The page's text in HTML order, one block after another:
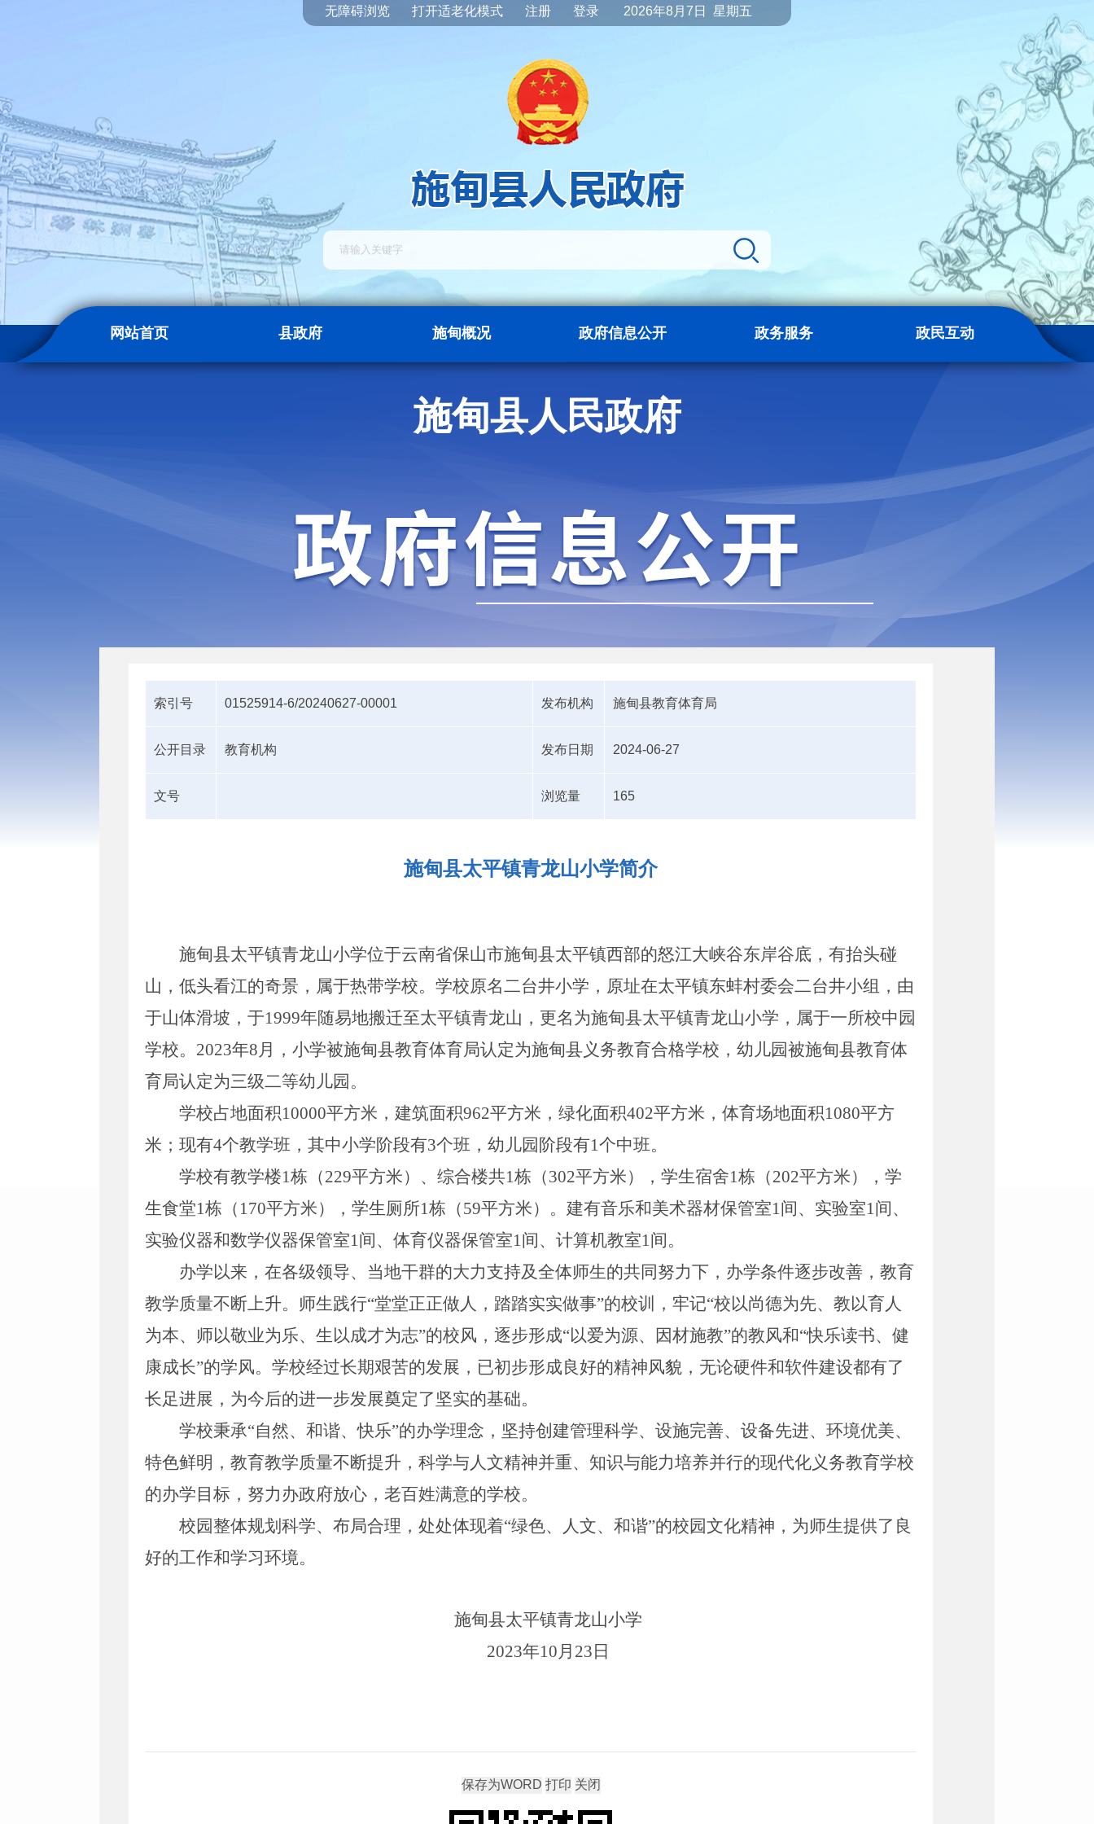
无障碍浏览 打开适老化模式 注册 登录 2026年8月7日 星期五
网站首页 县政府 施甸概况 政府信息公开 政务服务 政民互动
施甸资讯
施甸县人民政府
索引号 01525914-6/20240627-00001 发布机构 施甸县教育体育局
公开目录 教育机构 发布日期 2024-06-27
文号 浏览量 165
施甸县太平镇青龙山小学简介
施甸县太平镇青龙山小学位于云南省保山市施甸县太平镇西部的怒江大峡谷东岸谷底，有抬头碰
山，低头看江的奇景，属于热带学校。学校原名二台井小学，原址在太平镇东蚌村委会二台井小组，由
于山体滑坡，于1999年随易地搬迁至太平镇青龙山，更名为施甸县太平镇青龙山小学，属于一所校中园
学校。 2023年8月，小学被施甸县教育体育局认定为施甸县义务教育合格学校，幼儿园被施甸县教育体
育局认定为三级二等幼儿园。
学校占地面积10000平方米，建筑面积962平方米，绿化面积402平方米，体育场地面积1080平方
米；现有4个教学班，其中小学阶段有3个班，幼儿园阶段有1个中班。
学校有教学楼1栋（229平方米）、综合楼共1栋（302平方米），学生宿舍1栋（202平方米），学
生食堂1栋（ 170平方米），学生厕所1栋（59平方米）。建有音乐和美术器材保管室1间、实验室1间、
实验仪器和数学仪器保管室1间、体育仪器保管室1间、计算机教室1间。
办学以来，在各级领导、当地干群的大力支持及全体师生的共同努力下，办学条件逐步改善，教育
教学质量不断上升。师生践行“堂堂正正做人，踏踏实实做事”的校训，牢记“校以尚德为先、教以育人
为本、师以敬业为乐、生以成才为志”的校风，逐步形成“以爱为源、因材施教”的教风和“快乐读书、健
康成长”的学风。学校经过长期艰苦的发展，已初步形成良好的精神风貌，无论硬件和软件建设都有了
长足进展，为今后的进一步发展奠定了坚实的基础。
学校秉承“自然、和谐、快乐”的办学理念，坚持创建管理科学、设施完善、设备先进、环境优美、
特色鲜明，教育教学质量不断提升，科学与人文精神并重、知识与能力培养并行的现代化义务教育学校
的办学目标，努力办政府放心，老百姓满意的学校。
校园整体规划科学、布局合理，处处体现着“绿色、人文、和谐”的校园文化精神，为师生提供了良
好的工作和学习环境。
施甸县太平镇青龙山小学
2023年10月 23 日